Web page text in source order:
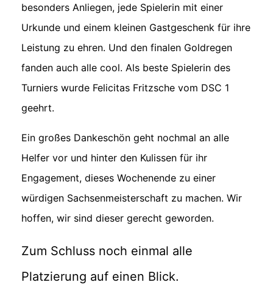
besonders Anliegen, jede Spielerin mit einer
Urkunde und einem kleinen Gastgeschenk für ihre
Leistung zu ehren. Und den finalen Goldregen
fanden auch alle cool. Als beste Spielerin des
Turniers wurde Felicitas Fritzsche vom DSC 1
geehrt.
Ein großes Dankeschön geht nochmal an alle
Helfer vor und hinter den Kulissen für ihr
Engagement, dieses Wochenende zu einer
würdigen Sachsenmeisterschaft zu machen. Wir
hoffen, wir sind dieser gerecht geworden.
Zum Schluss noch einmal alle
Platzierung auf einen Blick.